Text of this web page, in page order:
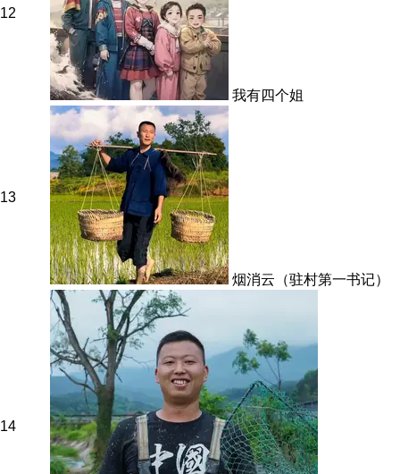
12
我有四个姐
13
烟消云（驻村第一书记）
14